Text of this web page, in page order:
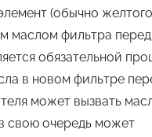
(обычно желтого
маслом фильтра перед
обязательной
в новом фильтре
может вызвать
свою очередь может